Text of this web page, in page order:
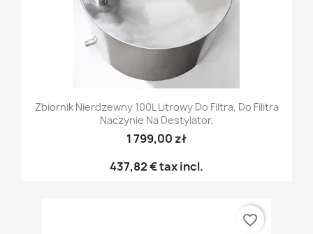
Zbiornik Nierdzewny 100L Litrowy Do Filtra, Do Filitra
Naczynie Na Destylator,
1 799,00 zł
437,82 €tax incl.
favorite_border